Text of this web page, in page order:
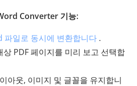
Converter 기능:
파일로 동시에 변환합니다 .
PDF 페이지를 미리 보고 선택합
아웃, 이미지 및 글꼴을 유지합니